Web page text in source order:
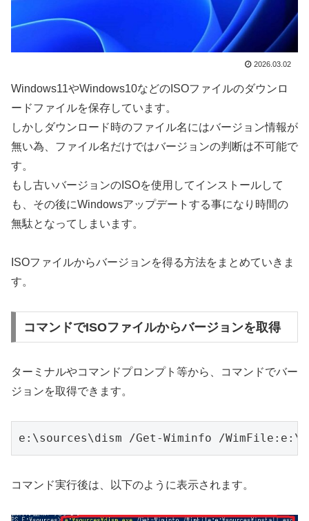
2026.03.02
Windows11やWindows10などのISOファイルのダウンロ
ードファイルを保存しています。
しかしダウンロード時のファイル名にはバージョン情報が
無い為、ファイル名だけではバージョンの判断は不可能で
す。
もし古いバージョンのISOを使用してインストールして
も、その後にWindowsアップデートする事になり時間の
無駄となってしまいます。
ISOファイルからバージョンを得る方法をまとめていきま
す。
コマンドでISOファイルからバージョンを取得
ターミナルやコマンドプロンプト等から、コマンドでバー
ジョンを取得できます。
e:\sources\dism /Get-Wiminfo /
コマンド実行後は、以下のように表示されます。